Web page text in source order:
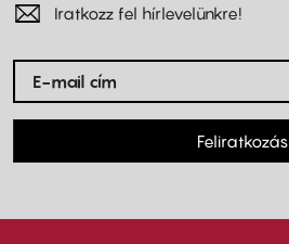
Iratkozz fel hírlevelünkre!
Feliratkozás